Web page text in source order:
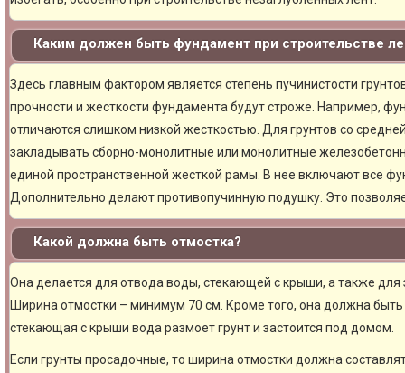
Каким должен быть фундамент при строительстве
Здесь главным фактором является степень пучинистости
прочности и жесткости фундамента будут строже. Например,
отличаются слишком низкой жесткостью. Для грунтов со
закладывать сборно-монолитные или монолитные
единой пространственной жесткой рамы. В нее включают все
Дополнительно делают противопучинную подушку. Это
Какой должна быть отмостка?
Она делается для отвода воды, стекающей с крыши, а также
Ширина отмостки – минимум 70 см. Кроме того, она должна
стекающая с крыши вода размоет грунт и застоится под домом.
Если грунты просадочные, то ширина отмостки должна